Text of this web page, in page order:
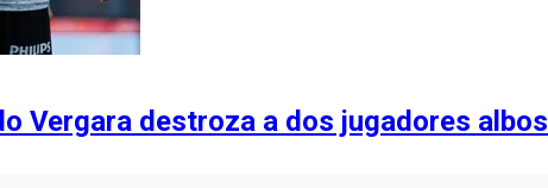
Vergara destroza a dos jugadores albos